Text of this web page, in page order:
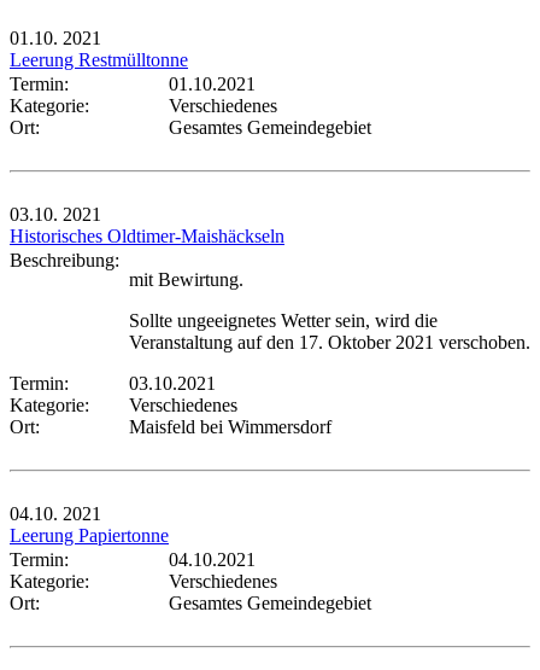
01.10. 2021
Leerung Restmülltonne
Termin:
01.10.2021
Kategorie:
Verschiedenes
Ort:
Gesamtes Gemeindegebiet
03.10. 2021
Historisches Oldtimer-Maishäckseln
Beschreibung:
mit Bewirtung.
Sollte ungeeignetes Wetter sein, wird die
Veranstaltung auf den 17. Oktober 2021 verschoben.
Termin:
03.10.2021
Kategorie:
Verschiedenes
Ort:
Maisfeld bei Wimmersdorf
04.10. 2021
Leerung Papiertonne
Termin:
04.10.2021
Kategorie:
Verschiedenes
Ort:
Gesamtes Gemeindegebiet